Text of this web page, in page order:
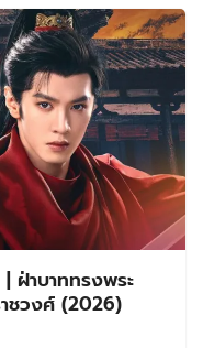
ฝ่าบาททรงพระ
ชวงศ์ (2026)